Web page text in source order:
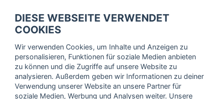
Trage dich hier für unseren Newsletter ein und erhalte regelmäßig
Ich stimme der Verarbeitung meiner Daten, wie in der
Einwilligungserklärungder fitnessmarkt.de services GmbH
DIESE WEBSEITE VERWENDET
COOKIES
Wir verwenden Cookies, um Inhalte und Anzeigen zu
personalisieren, Funktionen für soziale Medien anbieten
zu können und die Zugriffe auf unsere Website zu
analysieren. Außerdem geben wir Informationen zu deiner
Verwendung unserer Website an unsere Partner für
soziale Medien, Werbung und Analysen weiter. Unsere